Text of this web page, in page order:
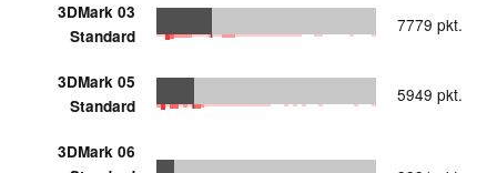
3DMark 03
Standard
7779 pkt.
3DMark 05
Standard
5949 pkt.
3DMark 06